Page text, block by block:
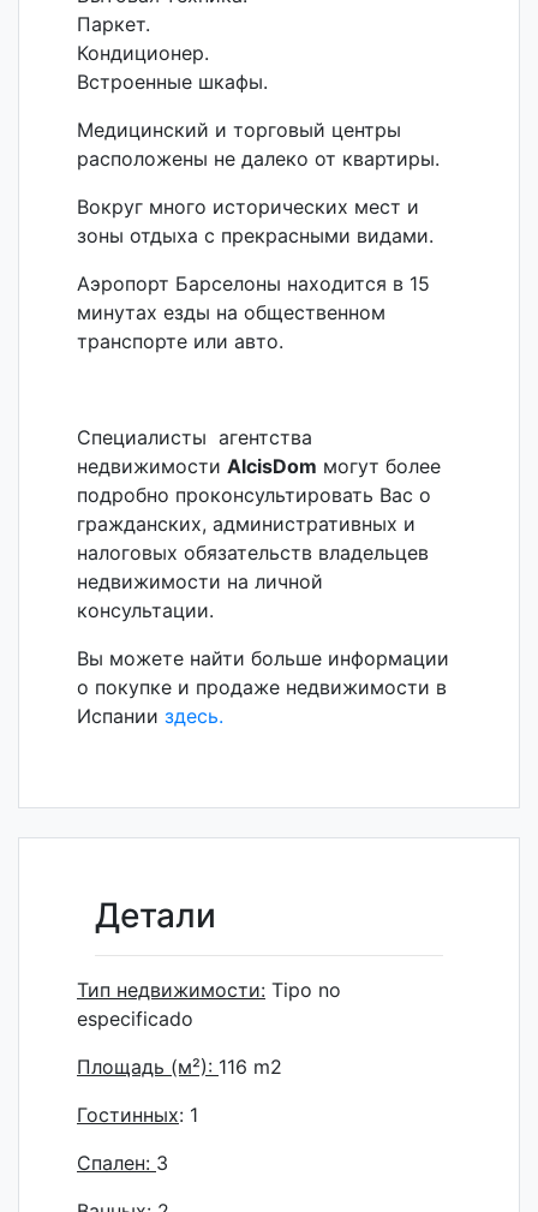
Паркет.
Кондиционер.
Встроенные шкафы.
Медицинский и торговый центры
расположены не далеко от квартиры.
Вокруг много исторических мест и
зоны отдыха с прекрасными видами.
Аэропорт Барселоны находится в 15
минутах езды на общественном
транспорте или авто.
Специалисты агентства
недвижимости AlcisDom могут более
подробно проконсультировать Вас о
гражданских, административных и
налоговых обязательств владельцев
недвижимости на личной
консультации.
Вы можете найти больше информации
о покупке и продаже недвижимости в
Испании здесь.
Детали
Тип недвижимости: Tipo no
especificado
Площадь (м²): 116 m2
Гостинных: 1
Спален: 3